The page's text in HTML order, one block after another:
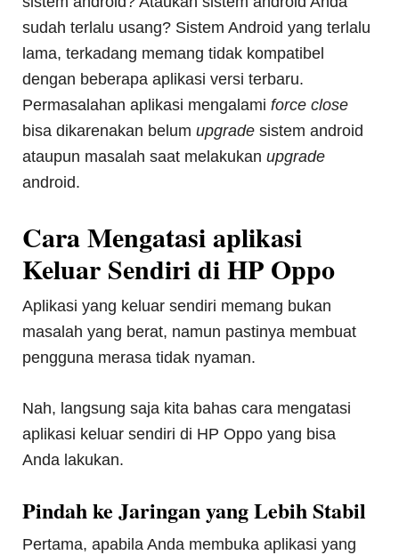
sudah terlalu usang? Sistem Android yang terlalu
lama, terkadang memang tidak kompatibel
dengan beberapa aplikasi versi terbaru.
Permasalahan aplikasi mengalamiforce close
bisa dikarenakan belumupgradesistem android
ataupun masalah saat melakukanupgrade
android.
Cara Mengatasi aplikasi
Keluar Sendiri di HP Oppo
Aplikasi yang keluar sendiri memang bukan
masalah yang berat, namun pastinya membuat
pengguna merasa tidak nyaman.
Nah, langsung saja kita bahas cara mengatasi
aplikasi keluar sendiri di HP Oppo yang bisa
Anda lakukan.
Pindah ke Jaringan yang Lebih Stabil
Pertama, apabila Anda membuka aplikasi yang